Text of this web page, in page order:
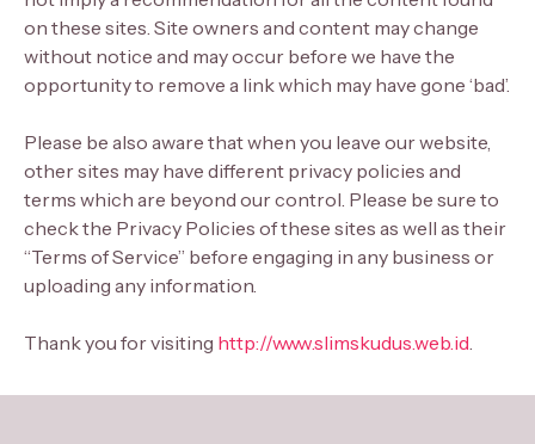
on these sites. Site owners and content may change
without notice and may occur before we have the
opportunity to remove a link which may have gone ‘bad’.
Please be also aware that when you leave our website,
other sites may have different privacy policies and
terms which are beyond our control. Please be sure to
check the Privacy Policies of these sites as well as their
“Terms of Service” before engaging in any business or
uploading any information.
Thank you for visiting http://www.slimskudus.web.id.